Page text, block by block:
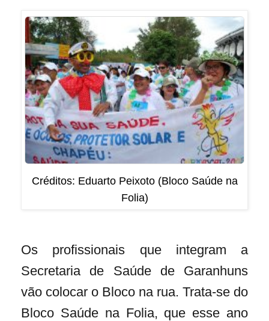
Créditos: Eduarto Peixoto (Bloco Saúde na
Folia)
Os profissionais que integram a
Secretaria de Saúde de Garanhuns
vão colocar o Bloco na rua. Trata-se do
Bloco Saúde na Folia, que esse ano